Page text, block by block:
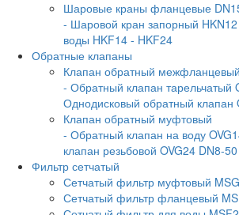
Шаровые краны фланцевые
- Шаровой кран запорный HKN12
воды HKF14 - HKF24
Обратные клапаны
Клапан обратный межфланцевый
- Обратный клапан тарельчатый
Однодисковый обратный клапан
Клапан обратный муфтовый
- Обратный клапан на воду
клапан резьбовой OVG24 DN8-50
Фильтр сетчатый
Сетчатый фильтр муфтовый
Сетчатый фильтр фланцевый